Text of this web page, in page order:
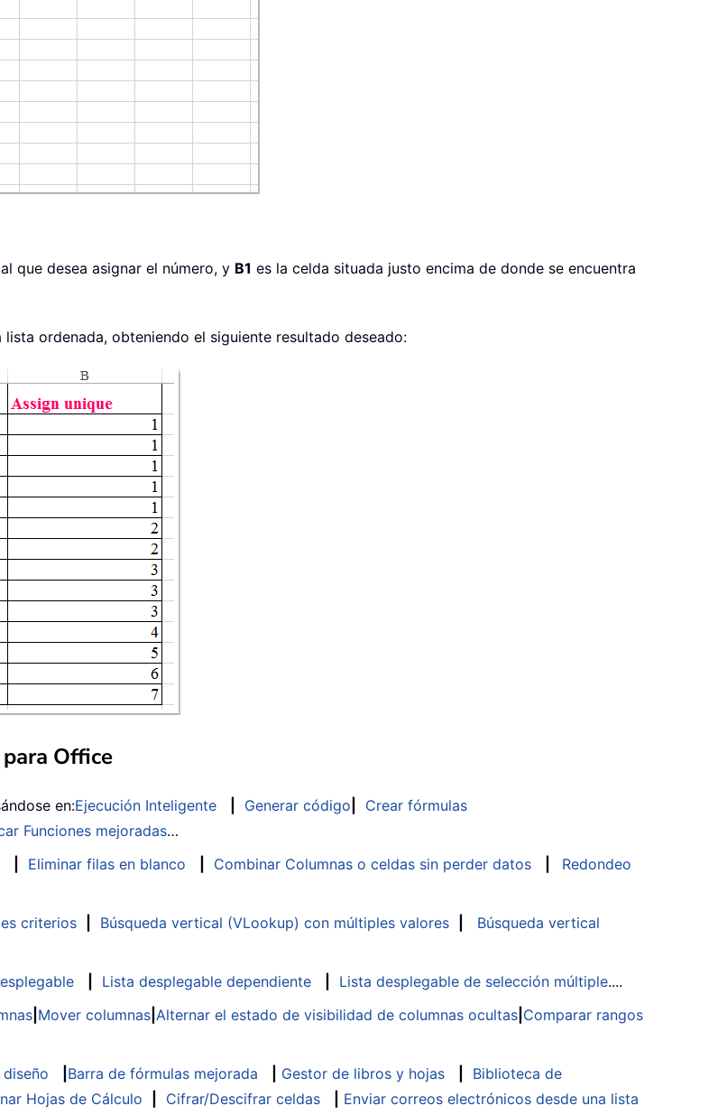
que desea asignar el número, y B1 es la celda situada justo encima de donde se encuentra
ordenada, obteniendo el siguiente resultado deseado:
Office
en:Ejecución Inteligente Generar código
Crear fórmulas
Funciones mejoradas…
Eliminar filas en blanco Combinar Columnas o celdas sin perder datos
Redondeo
criterios Búsqueda vertical (VLookup) con múltiples valores
Búsqueda vertical
Lista desplegable dependiente Lista desplegable de selección múltiple....
Mover columnas Alternar el estado de visibilidad de columnas ocultas Comparar rangos
Barra de fórmulas mejorada Gestor de libros y hojas
Biblioteca de
Hojas de Cálculo Cifrar/Descifrar celdas Enviar correos electrónicos desde una lista